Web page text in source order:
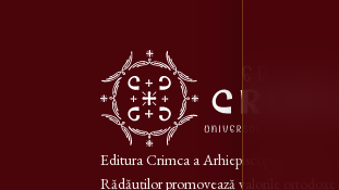
Editura Crimca a Arhiepiscopiei Sucevei și
Rădăuților promovează valorile ortodoxe și